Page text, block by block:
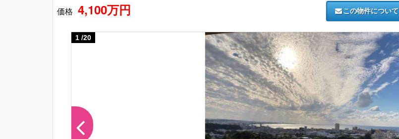
価格 4,100万円 この物件について
1 /20